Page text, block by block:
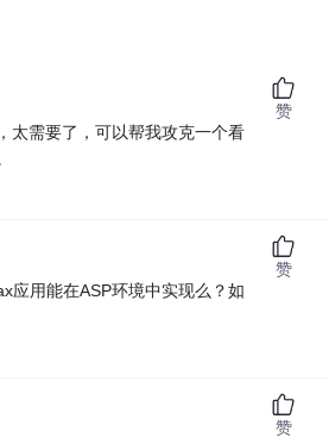
太需要了，可以帮我攻克一个看
赞
应用能在ASP环境中实现么？如
赞
赞